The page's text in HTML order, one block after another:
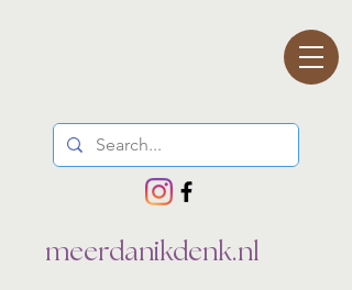
meerdanikdenk.nl